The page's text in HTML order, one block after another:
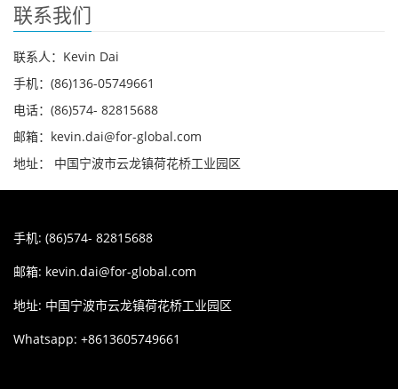
联系我们
联系人：Kevin Dai
手机：(86)136-05749661
电话：(86)574- 82815688
邮箱：kevin.dai@for-global.com
地址： 中国宁波市云龙镇荷花桥工业园区
手机: (86)574- 82815688
邮箱: kevin.dai@for-global.com
地址: 中国宁波市云龙镇荷花桥工业园区
Whatsapp: +8613605749661